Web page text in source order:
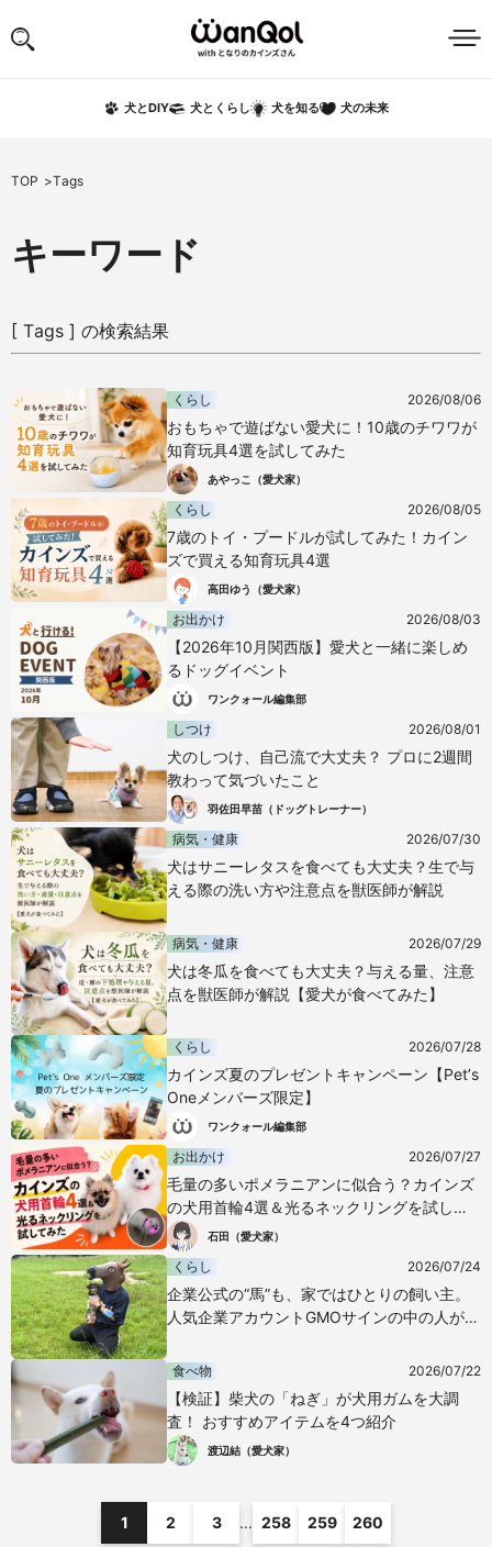
犬とDIY 犬とくらし 犬を知る 犬の未来
TOP Tags
キーワード
[ Tags ] の検索結果
くらし 2026/08/06
おもちゃで遊ばない愛犬に！10歳のチワワが
知育玩具4選を試してみた
あやっこ（愛犬家）
くらし 2026/08/05
7歳のトイ・プードルが試してみた！カイン
ズで買える知育玩具4選
高田ゆう（愛犬家）
お出かけ 2026/08/03
【2026年10月関西版】愛犬と一緒に楽しめ
るドッグイベント
ワンクォール編集部
しつけ 2026/08/01
犬のしつけ、自己流で大丈夫？ プロに2週間
教わって気づいたこと
羽佐田早苗（ドッグトレーナー）
病気・健康 2026/07/30
犬はサニーレタスを食べても大丈夫？生で与
える際の洗い方や注意点を獣医師が解説
病気・健康 2026/07/29
犬は冬瓜を食べても大丈夫？与える量、注意
点を獣医師が解説【愛犬が食べてみた】
くらし 2026/07/28
カインズ夏のプレゼントキャンペーン【Pet’s
Oneメンバーズ限定】
ワンクォール編集部
お出かけ 2026/07/27
毛量の多いポメラニアンに似合う？カインズ
の犬用首輪4選＆光るネックリングを試して
みた
石田（愛犬家）
くらし 2026/07/24
企業公式の“馬”も、家ではひとりの飼い主。
人気企業アカウントGMOサインの中の人が語
食べ物 2026/07/22
【検証】柴犬の「ねぎ」が犬用ガムを大調
査！ おすすめアイテムを4つ紹介
渡辺結（愛犬家）
1 2 3 ... 258 259 260